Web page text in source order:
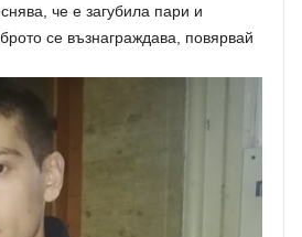
че е загубила пари и
се възнаграждава, повярвай